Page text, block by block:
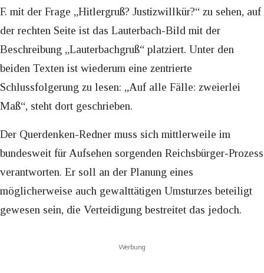
F. mit der Frage „Hitlergruß? Justizwillkür?“ zu sehen, auf
der rechten Seite ist das Lauterbach-Bild mit der
Beschreibung „Lauterbachgruß“ platziert. Unter den
beiden Texten ist wiederum eine zentrierte
Schlussfolgerung zu lesen: „Auf alle Fälle: zweierlei
Maß“, steht dort geschrieben.
Der Querdenken-Redner muss sich mittlerweile im
bundesweit für Aufsehen sorgenden Reichsbürger-Prozess
verantworten. Er soll an der Planung eines
möglicherweise auch gewalttätigen Umsturzes beteiligt
gewesen sein, die Verteidigung bestreitet das jedoch.
Werbung